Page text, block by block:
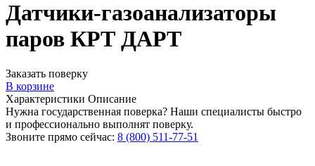
Датчики-газоанализаторы
паров КРТ ДАРТ
Заказать поверку
В корзине
Характеристики Описание
Нужна государственная поверка? Наши специалисты быстро
и профессионально выполнят поверку.
Звоните прямо сейчас: 8 (800) 511-77-51